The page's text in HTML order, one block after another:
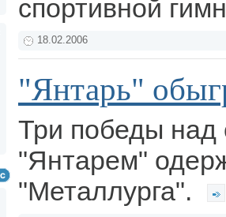
спортивной
18.02.2006
"Янтарь"
Три победы над
"Янтарем"
"Металлурга".